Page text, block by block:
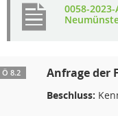
0058-
Ö 8.2 Anfrage der
Beschluss: